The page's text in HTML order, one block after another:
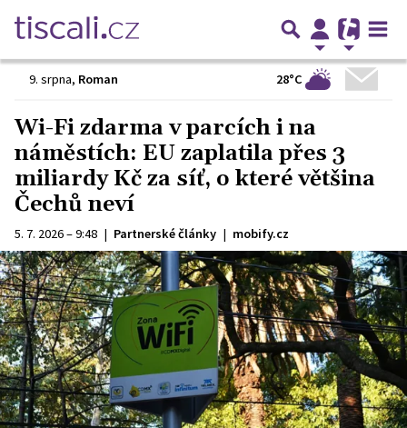
9. srpna, Roman 28°C
Wi-Fi zdarma v parcích i na
náměstích: EU zaplatila přes 3
miliardy Kč za síť, o které většina
Čechů neví
5. 7. 2026 – 9:48 | Partnerské články | mobify.cz